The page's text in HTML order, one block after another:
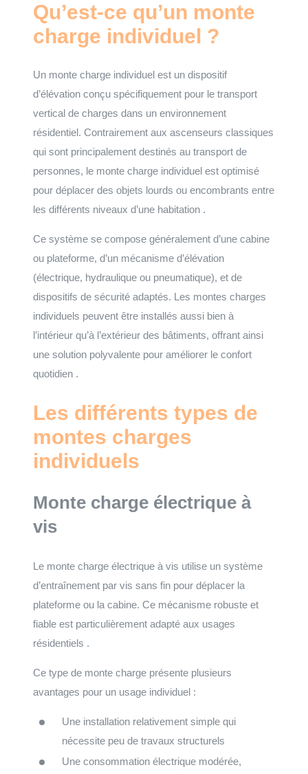
Qu’est-ce qu’un monte
charge individuel ?
Un monte charge individuel est un dispositif
d’élévation conçu spécifiquement pour le transport
vertical de charges dans un environnement
résidentiel. Contrairement aux ascenseurs classiques
qui sont principalement destinés au transport de
personnes, le monte charge individuel est optimisé
pour déplacer des objets lourds ou encombrants entre
les différents niveaux d’une habitation .
Ce système se compose généralement d’une cabine
ou plateforme, d’un mécanisme d’élévation
(électrique, hydraulique ou pneumatique), et de
dispositifs de sécurité adaptés. Les montes charges
individuels peuvent être installés aussi bien à
l’intérieur qu’à l’extérieur des bâtiments, offrant ainsi
une solution polyvalente pour améliorer le confort
quotidien .
Les différents types de
montes charges
individuels
Monte charge électrique à
vis
Le monte charge électrique à vis utilise un système
d’entraînement par vis sans fin pour déplacer la
plateforme ou la cabine. Ce mécanisme robuste et
fiable est particulièrement adapté aux usages
résidentiels .
Ce type de monte charge présente plusieurs
avantages pour un usage individuel :
Une installation relativement simple qui
nécessite peu de travaux structurels
Une consommation électrique modérée,